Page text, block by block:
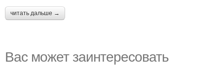
читать дальше →
Вас может заинтересовать